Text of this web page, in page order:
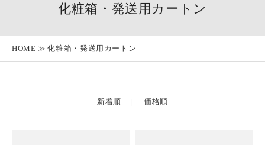
化粧箱・発送用カートン
HOME 化粧箱・発送用カートン
新着順 |価格順